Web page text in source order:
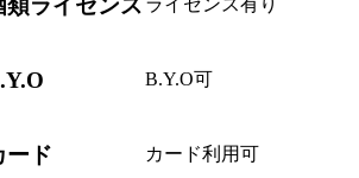
類ライセンス ライセンス有り
B.Y.O可
ード カード利用可